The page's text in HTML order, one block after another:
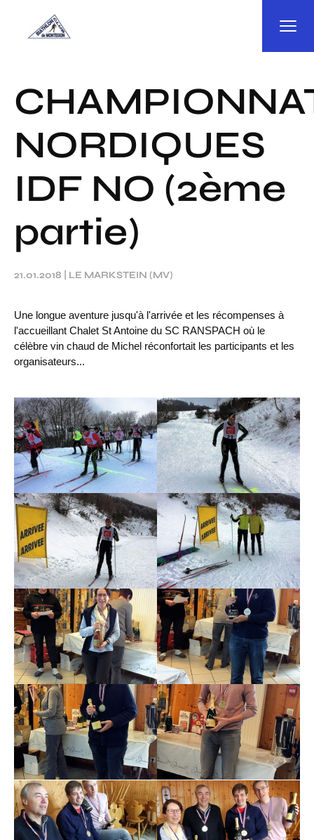
NORDIQUES
IDF NO (2ème
partie)
21.01.2018 LE MARKSTEIN (MV)
Une longue aventure jusqu'à l'arrivée et les récompenses à
l'accueillant Chalet St Antoine du SC RANSPACH où le
célèbre vin chaud de Michel réconfortait les participants et les
organisateurs...
Chargement des images en cours...